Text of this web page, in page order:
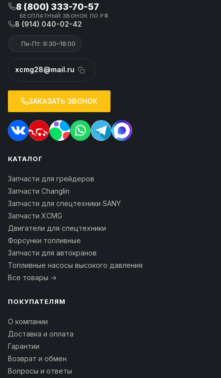
8 (800) 333-70-57
БЕСПЛАТНЫЙ ЗВОНОК ПО РФ
8 (914) 040-02-42
Пн-Пт: 9:30–18:00
xcmg28@mail.ru
ЗАКАЗАТЬ ЗВОНОК
КАТАЛОГ
Запчасти для грейдеров
Запчасти Changlin
Запчасти для спецтехники SANY
Запчасти XCMG
Двигатели для спецтехники
Форсунки топливные
Запчасти для автокранов
Топливные насосы высокого давления
Все товары →
ПОКУПАТЕЛЯМ
О компании
Доставка и оплата
Гарантии
Возврат и обмен
Вопросы и ответы